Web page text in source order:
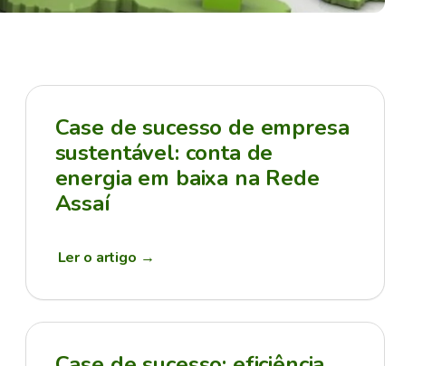
Case de sucesso de empresa
sustentável: conta de
energia em baixa na Rede
Assaí
Ler o artigo →